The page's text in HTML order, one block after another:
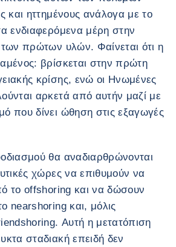
και ηττημένους ανάλογα με το
ενδιαφερόμενα μέρη στην
των πρώτων υλών. Φαίνεται ότι η
βρίσκεται στην πρώτη
κρίσης, ενώ οι Ηνωμένες
αρκετά από αυτήν μαζί με
που δίνει ώθηση στις εξαγωγές
θα αναδιαρθρώνονται
χώρες να επιθυμούν να
το offshoring και να δώσουν
nearshoring και, μόλις
Αυτή η μετατόπιση
σταδιακή επειδή δεν